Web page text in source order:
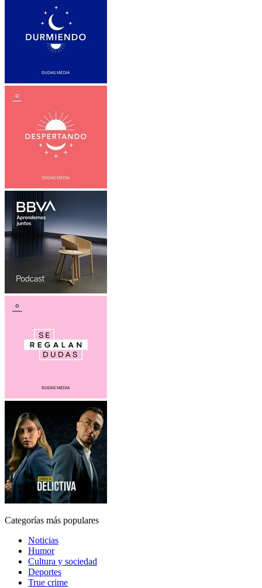
Categorías más populares
Noticias
Humor
Cultura y sociedad
Deportes
True crime